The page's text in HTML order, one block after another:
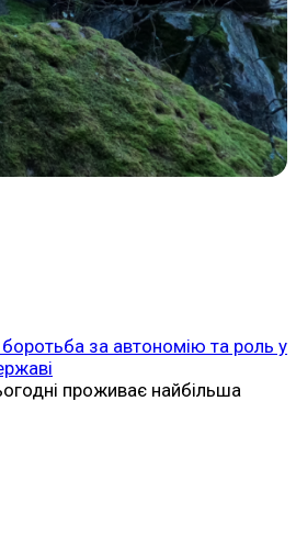
боротьба за автономію та роль у
проживає найбільша